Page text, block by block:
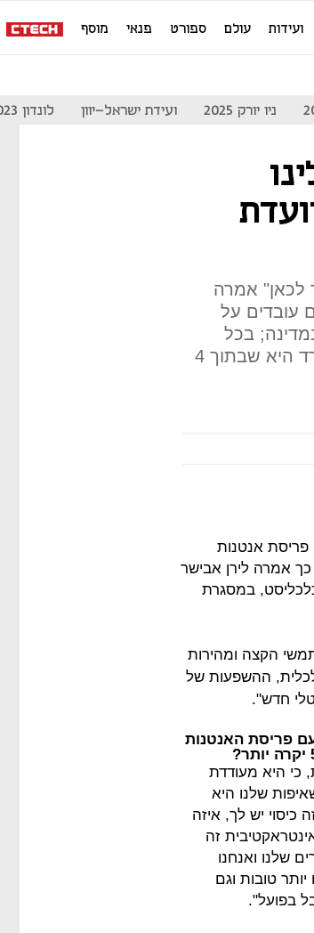
ועידות עולם ספורט פנאי מוסף
ניו יורק 2025 ועידת ישראל-יוון לונדון 2023
לכאן" אמרה
עובדים על
בכל
הקשור לסיבים אופטיים, אמרה שהשאיפה של המשרד היא שבתוך 4
נראה פריסת אנטנות
אמרה לירן אבישר
במסגרת
ברמת משתמשי הקצה ומהירות
ההשפעות של
פריסת האנטנות
כי היא מעודדת
שלנו היא
כיסוי יש לך, איזה
זה
שלנו ואנחנו
טובות וגם
בפועל".